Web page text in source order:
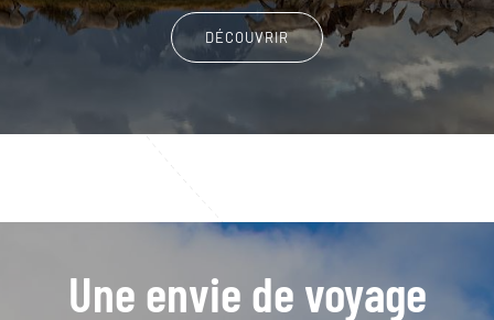
DÉCOUVRIR
Une envie de voyage